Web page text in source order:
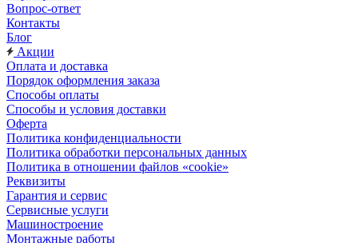
Вопрос-ответ
Контакты
Блог
Акции
Оплата и доставка
Порядок оформления заказа
Способы оплаты
Способы и условия доставки
Оферта
Политика конфиденциальности
Политика обработки персональных данных
Политика в отношении файлов «cookie»
Реквизиты
Гарантия и сервис
Сервисные услуги
Машиностроение
Монтажные работы